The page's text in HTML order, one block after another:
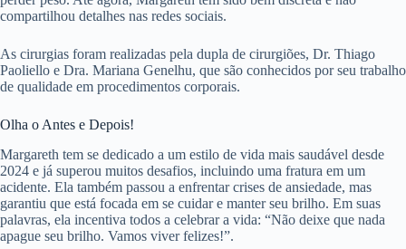
compartilhou detalhes nas redes sociais.
As cirurgias foram realizadas pela dupla de cirurgiões, Dr. Thiago
Paoliello e Dra. Mariana Genelhu, que são conhecidos por seu trabalho
de qualidade em procedimentos corporais.
Olha o Antes e Depois!
Margareth tem se dedicado a um estilo de vida mais saudável desde
2024 e já superou muitos desafios, incluindo uma fratura em um
acidente. Ela também passou a enfrentar crises de ansiedade, mas
garantiu que está focada em se cuidar e manter seu brilho. Em suas
palavras, ela incentiva todos a celebrar a vida: “Não deixe que nada
apague seu brilho. Vamos viver felizes!”.